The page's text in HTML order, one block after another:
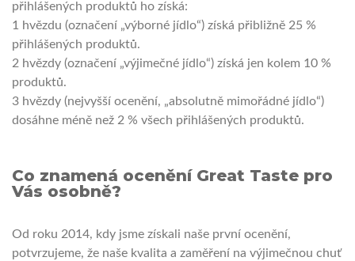
přihlášených produktů ho získá:
1 hvězdu (označení „výborné jídlo“) získá přibližně 25 %
přihlášených produktů.
2 hvězdy (označení „výjimečné jídlo“) získá jen kolem 10 %
produktů.
3 hvězdy (nejvyšší ocenění, „absolutně mimořádné jídlo“)
dosáhne méně než 2 % všech přihlášených produktů.
Co znamená ocenění Great Taste pro
Vás osobně?
Od roku 2014, kdy jsme získali naše první ocenění,
potvrzujeme, že naše kvalita a zaměření na výjimečnou chuť